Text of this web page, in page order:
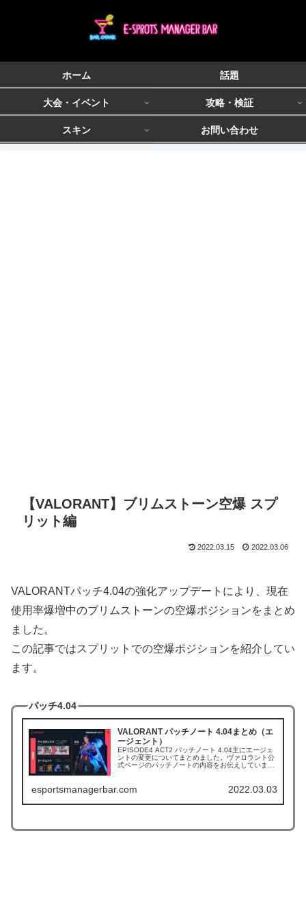
ホーム 話題
大会・イベント 攻略・検証
スキン お問い合わせ
【VALORANT】ブリムストーン空爆 スプ
リット編
2022.03.15 2022.03.06
VALORANTパッチ4.04の強化アップデートにより、現在
使用率爆増中のブリムストーンの空爆ポジションをまとめ
ました。
この記事ではスプリットでの空爆ポジションを紹介してい
ます。
パッチ4.04
VALORANT パッチノート 4.04まとめ（エ
ージェント）
EPISODE4 ACT2 パッチノート 4.04主にエージェ
ントの変更についてまとめました。ヴァロラント公
式ページのパッチノートの内容をお伝えしていま
esportsmanagerbar.com 2022.03.03